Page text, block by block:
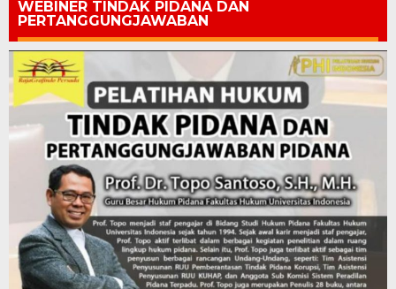
WEBINER TINDAK PIDANA DAN
PERTANGGUNGJAWABAN